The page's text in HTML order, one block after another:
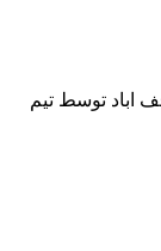
اباد توسط تیم